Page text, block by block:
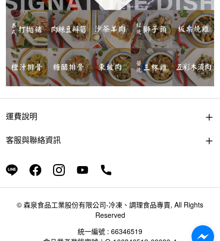
運費說明
客服與聯絡資訊
© 森泉食品工業股份有限公司-冷凍、調理食品專賣, All Rights
Reserved
統一編號 : 66346519